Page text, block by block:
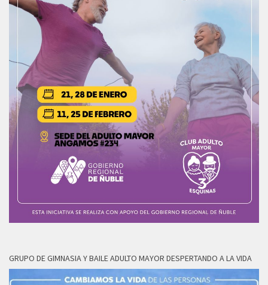
GRUPO DE GIMNASIA Y BAILE ADULTO MAYOR DESPERTANDO A LA VIDA